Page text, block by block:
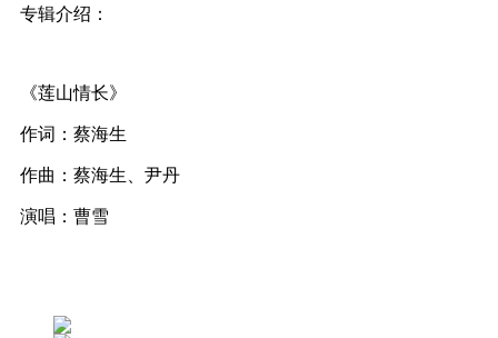
专辑介绍：
《莲山情长》
作词：蔡海生
作曲：蔡海生、尹丹
演唱：曹雪